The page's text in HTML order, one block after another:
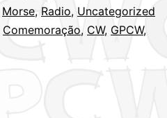
Em
CW,
Morse, Radio, Uncategorized
Comemoração, CW, GPCW,